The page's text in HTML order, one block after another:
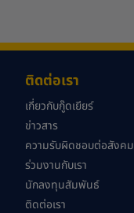
ติดต่อเรา
เกี่ยวกับกู๊ดเยียร์
ข่าวสาร
ความรับผิดชอบต่อสังคม
ร่วมงานกับเรา
นักลงทุนสัมพันธ์
ติดต่อเรา